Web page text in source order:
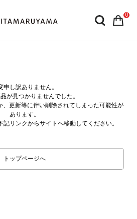
0
申し訳ありません。
が見つかりませんでした。
、更新等に伴い削除されてしまった可能性が
あります。
リンクからサイトへ移動してください。
トップページへ